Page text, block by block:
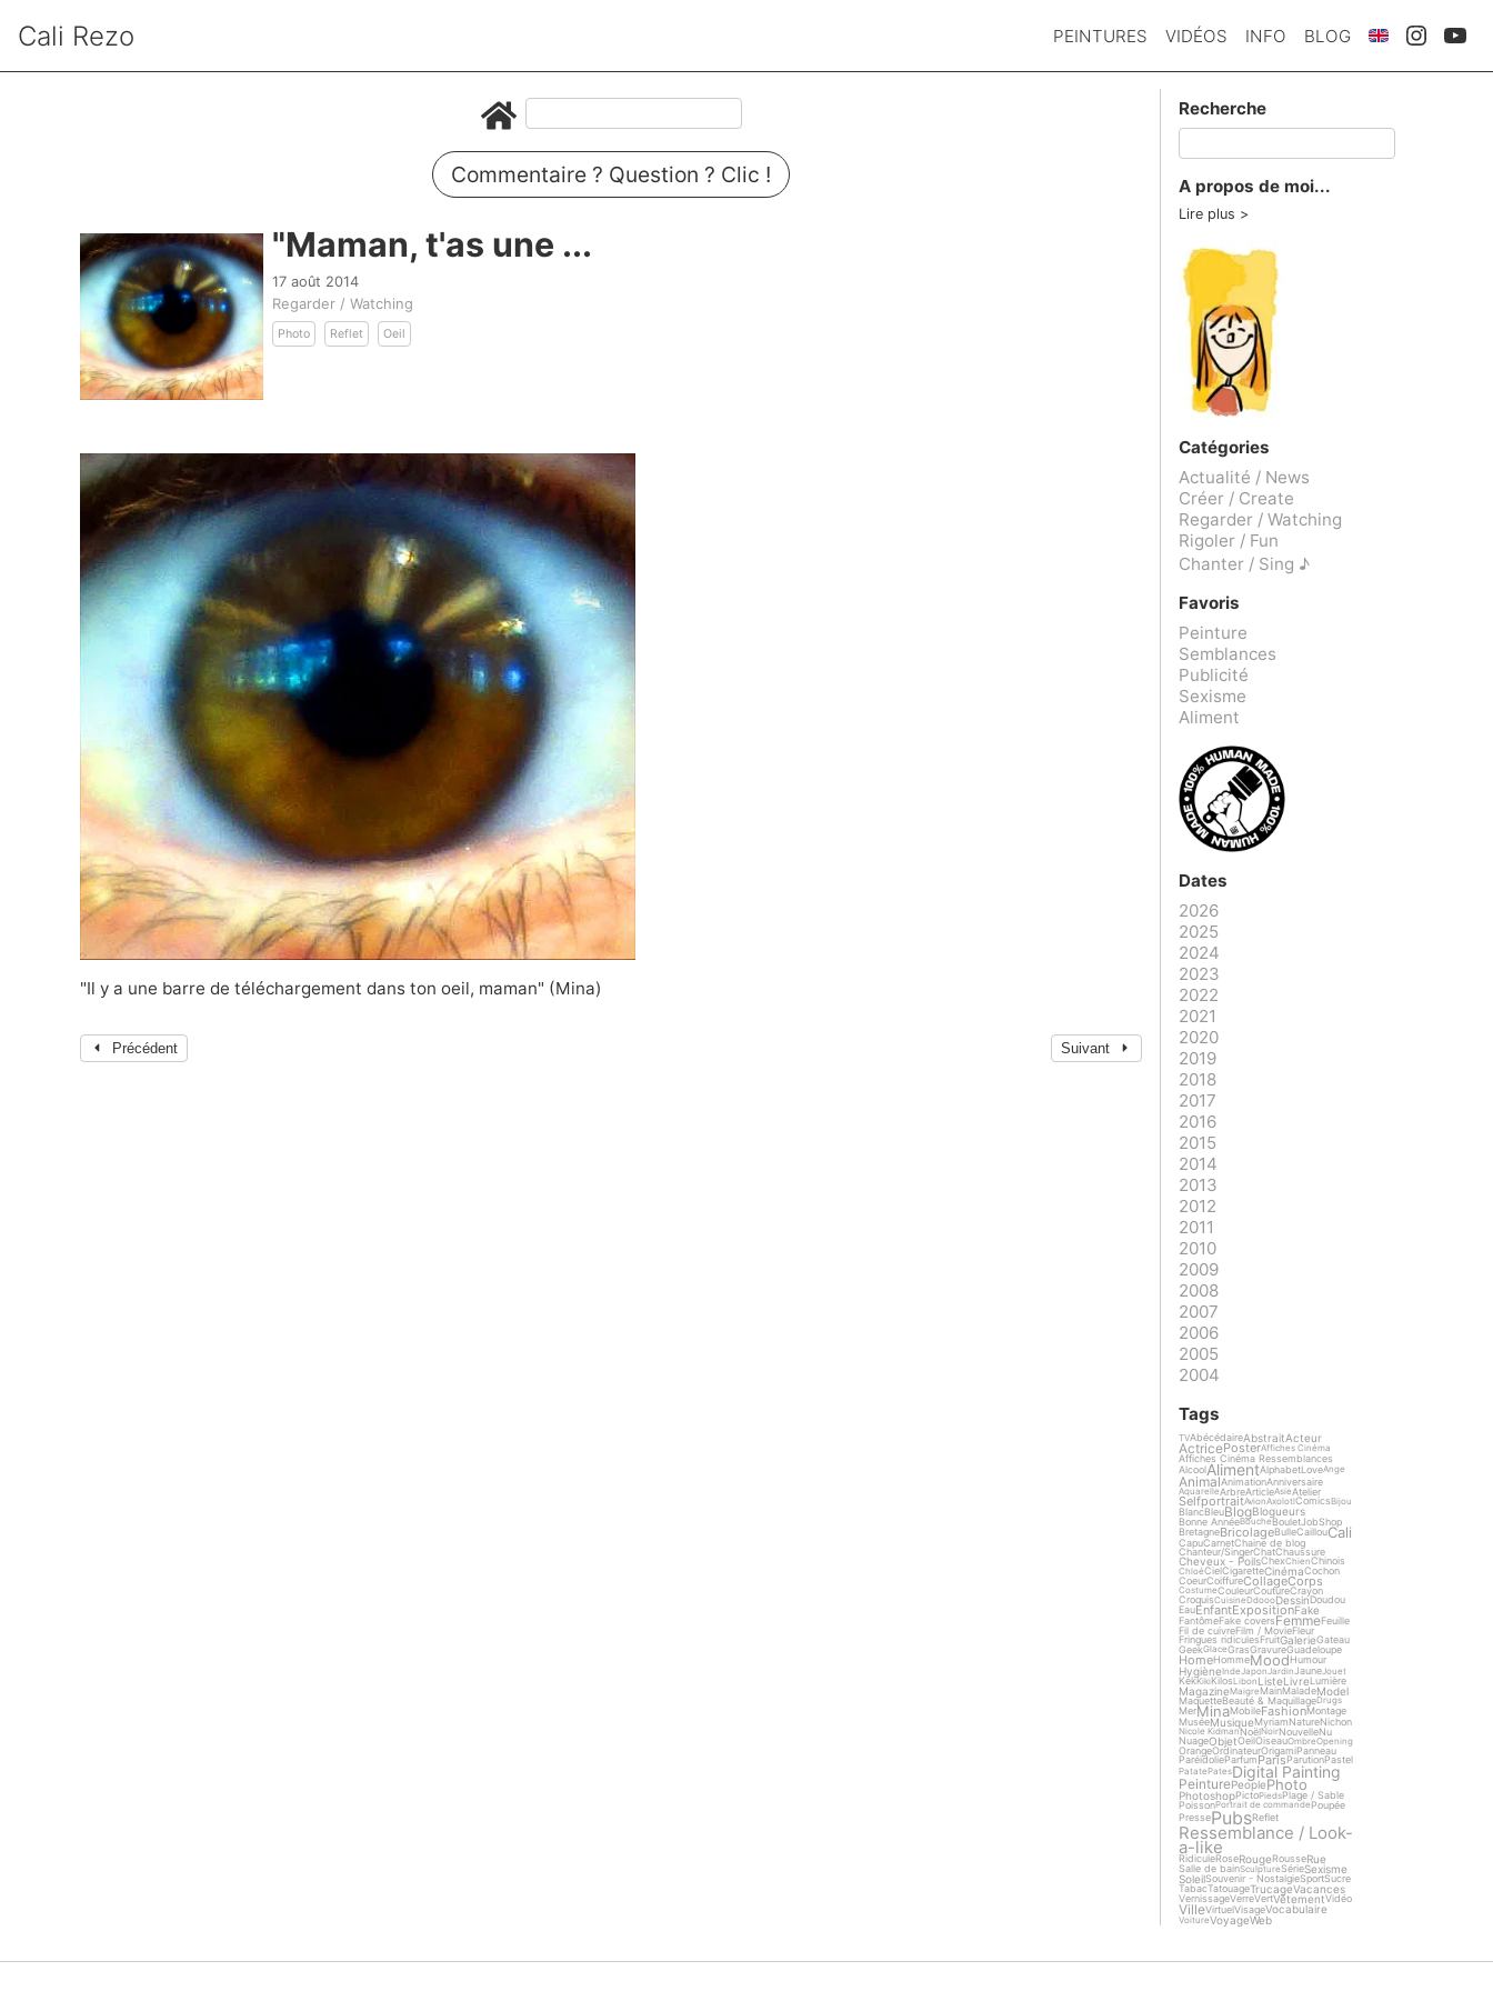
Cali Rezo PEINTURES VIDÉOS INFO BLOG
Commentaire ? Question ? Clic !
"Maman, t'as une ...
17 août 2014
Regarder / Watching
Photo Reflet Oeil
"Il y a une barre de téléchargement dans ton oeil, maman" (Mina)
Précédent Suivant
Recherche
A propos de moi...
Lire plus
Catégories
Actualité / News
Créer / Create
Regarder / Watching
Rigoler / Fun
Chanter / Sing ♪
Favoris
Peinture
Semblances
Publicité
Sexisme
Aliment
Dates
2026
2025
2024
2023
2022
2021
2020
2019
2018
2017
2016
2015
2014
2013
2012
2011
2010
2009
2008
2007
2006
2005
2004
Tags
TVAbécédaireAbstraitActeur
ActricePosterAffiches Cinéma
Affiches Cinéma Ressemblances
AlcoolAlimentAlphabetLoveAnge
AnimalAnimationAnniversaire
AquarelleArbreArticleAsieAtelier
SelfportraitAvionAxolotlComicsBijou
BlancBleuBlogBlogueurs
Bonne AnnéeBoucheBouletJobShop
BretagneBricolageBulleCaillouCali
CapuCarnetChaine de blog
Chanteur/SingerChatChaussure
Cheveux - PoilsChexChienChinois
ChloéCielCigaretteCinémaCochon
CoeurCoiffureCollageCorps
CostumeCouleurCoutureCrayon
CroquisCuisineDdoooDessinDoudou
EauEnfantExpositionFake
FantômeFake coversFemmeFeuille
Fil de cuivreFilm / MovieFleur
Fringues ridiculesFruitGalerieGateau
GeekGlaceGrasGravureGuadeloupe
HomeHommeMoodHumour
HygièneInde Japon JardinJaune Jouet
KekKikiKilosLibon ListeLivreLumière
MagazineMaigre MainMaladeModel
MaquetteBeauté & MaquillageDrugs
MerMinaMobileFashionMontage
MuséeMusiqueMyriamNatureNichon
Nicole KidmanNoëlNoirNouvelleNu
NuageObjetOeilOiseauOmbreOpening
OrangeOrdinateurOrigamiPanneau
ParéidolieParfumParisParutionPastel
PatatePatesDigital Painting
PeinturePeoplePhoto
PhotoshopPictoPiedsPlage / Sable
PoissonPortrait de commande Poupée
PressePubsReflet
Ressemblance / Look-
a-like
RidiculeRoseRougeRousseRue
Salle de bainSculptureSérieSexisme
SoleilSouvenir - NostalgieSportSucre
TabacTatouageTrucageVacances
VernissageVerreVertVêtementVidéo
VilleVirtuelVisageVocabulaire
VoitureVoyageWeb